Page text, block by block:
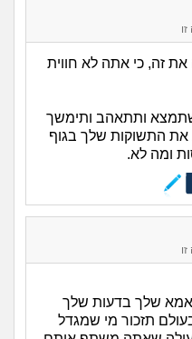
זה, כי אתה לא חווית
שתמצא ותתאהב ותימשך
התשוקות שלך בגוף
ומה לא.
שלך בדעות שלך
תזכור מי שמגדל